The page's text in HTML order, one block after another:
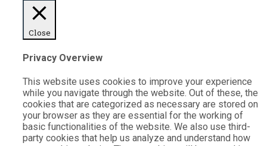
Close
Privacy Overview
This website uses cookies to improve your experience
while you navigate through the website. Out of these, the
cookies that are categorized as necessary are stored on
your browser as they are essential for the working of
basic functionalities of the website. We also use third-
party cookies that help us analyze and understand how